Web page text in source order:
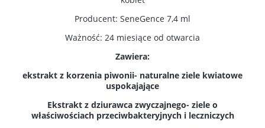
Producent: SeneGence 7,4 ml
Ważność: 24 miesiące od otwarcia
Zawiera:
ekstrakt z korzenia piwonii- naturalne ziele kwiatowe
uspokajające
Ekstrakt z dziurawca zwyczajnego- ziele o
właściwościach przeciwbakteryjnych i leczniczych